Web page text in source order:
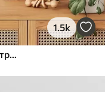
1.5k
Рельєфні кола та гілка в теплих нейтральних тонах